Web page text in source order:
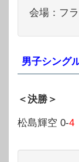
会場：フ
男子シング
＜決勝＞
松島輝空 0-4